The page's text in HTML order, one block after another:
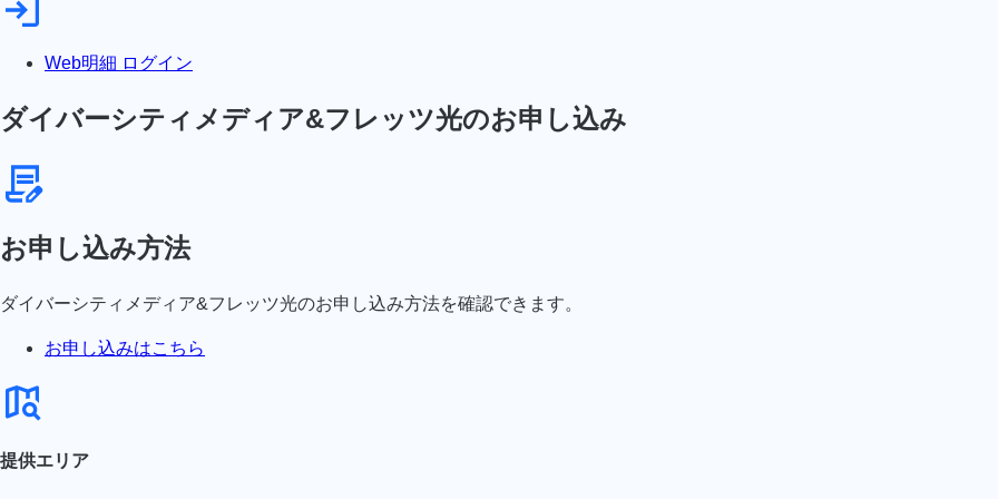
Web明細 ログイン
ダイバーシティメディア&フレッツ光のお申し込み
お申し込み方法
ダイバーシティメディア&フレッツ光のお申し込み方法を確認できます。
お申し込みはこちら
提供エリア